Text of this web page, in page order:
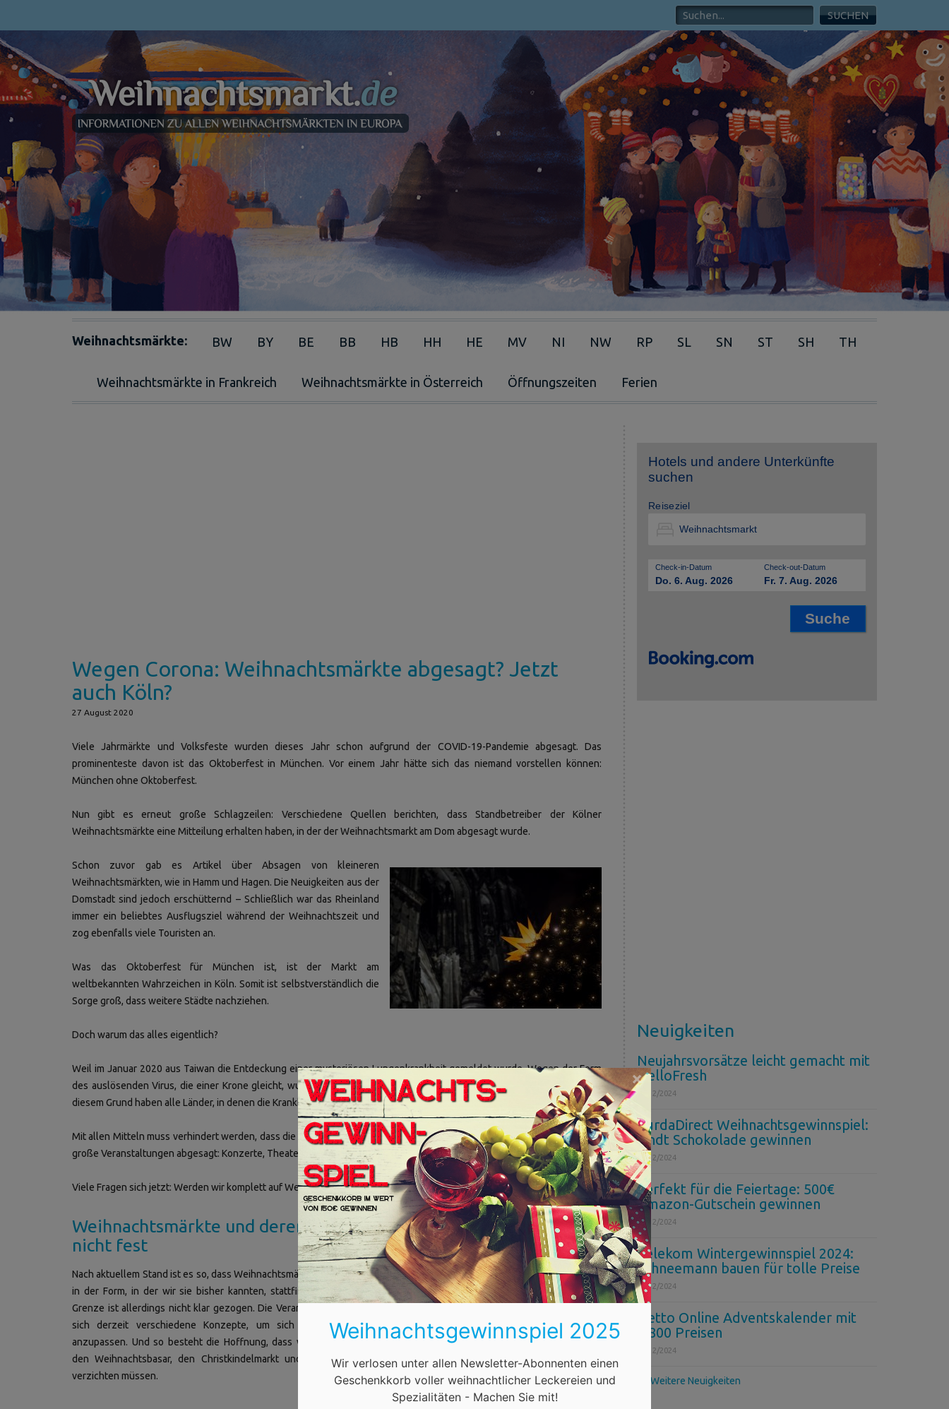
Weihnachtsmärkte: BW BY BE BB HB HH HE MV NI NW RP SL SN ST SH TH
Weihnachtsmärkte in Frankreich Weihnachtsmärkte in Österreich Öffnungszeiten Ferien
Wegen Corona: Weihnachtsmärkte abgesagt? Jetzt
auch Köln?
27 August 2020
Viele Jahrmärkte und Volksfeste wurden dieses Jahr schon aufgrund der COVID-19-Pandemie abgesagt. Das
prominenteste davon ist das Oktoberfest in München. Vor einem Jahr hätte sich das niemand vorstellen können:
München ohne Oktoberfest.
Nun gibt es erneut große Schlagzeilen: Verschiedene Quellen berichten, dass Standbetreiber der Kölner
Weihnachtsmärkte eine Mitteilung erhalten haben, in der der Weihnachtsmarkt am Dom abgesagt wurde.
Schon zuvor gab es Artikel über Absagen von kleineren
Weihnachtsmärkten, wie in Hamm und Hagen. Die Neuigkeiten aus der
Domstadt sind jedoch erschütternd – Schließlich war das Rheinland
immer ein beliebtes Ausflugsziel während der Weihnachtszeit und
zog ebenfalls viele Touristen an.
Was das Oktoberfest für München ist, ist der Markt am
weltbekannten Wahrzeichen in Köln. Somit ist selbstverständlich die
Sorge groß, dass weitere Städte nachziehen.
Doch warum das alles eigentlich?
Weil im Januar 2020 aus Taiwan die Entdeckung einer mysteriösen Lungenkrankheit gemeldet wurde. Wegen der Form
des auslösenden Virus, die einer Krone gleicht, wurde es ‚Coronavirus‘ genannt. Die Krankheit ist ansteckend und aus
diesem Grund haben alle Länder, in denen die Krankheit ausgebrochen ist, strenge Maßnahmen ergriffen.
Mit allen Mitteln muss verhindert werden, dass die Krankheit sich zu schnell ausbreitet. Deshalb wurden unter anderem
große Veranstaltungen abgesagt: Konzerte, Theater, und eben Volksfeste sowie Jahrmärkte.
Viele Fragen sich jetzt: Werden wir komplett auf Weihnachtsmärkte verzichten müssen?
Weihnachtsmärkte und deren Durchführung stehen noch längst
nicht fest
Nach aktuellem Stand ist es so, dass Weihnachtsmärkte definitiv nicht
in der Form, in der wir sie bisher kannten, stattfinden werden. Die
Grenze ist allerdings nicht klar gezogen. Die Veranstalter überlegen
sich derzeit verschiedene Konzepte, um sich an die Situation
anzupassen. Und so besteht die Hoffnung, dass wir doch nicht auf
den Weihnachtsbasar, den Christkindelmarkt und die Winterfeste
verzichten müssen.
Hotels und andere Unterkünfte
suchen
Reiseziel
Check-in-Datum
Do. 6. Aug. 2026
Check-out-Datum
Fr. 7. Aug. 2026
Neuigkeiten
Neujahrsvorsätze leicht gemacht mit
HelloFresh
26/12/2024
BurdaDirect Weihnachtsgewinnspiel:
Lindt Schokolade gewinnen
11/12/2024
Perfekt für die Feiertage: 500€
Amazon-Gutschein gewinnen
10/12/2024
Telekom Wintergewinnspiel 2024:
Schneemann bauen für tolle Preise
06/12/2024
Netto Online Adventskalender mit
1.800 Preisen
04/12/2024
>> Weitere Neuigkeiten
Weihnachtsgewinnspiel 2025
Wir verlosen unter allen Newsletter-Abonnenten einen
Geschenkkorb voller weihnachtlicher Leckereien und
Spezialitäten - Machen Sie mit!
×